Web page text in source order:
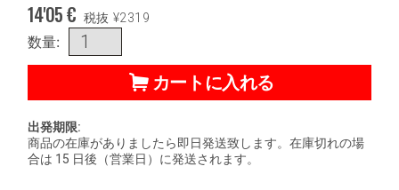
14'05€ 税抜 ¥2319
数量:
カートに入れる
出発期限:
商品の在庫がありましたら即日発送致します。在庫切れの場
合は 15 日後（営業日）に発送されます。